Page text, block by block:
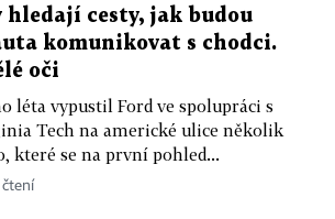
cesty, jak budou
komunikovat s chodci.
oči
léta vypustil Ford ve spolupráci s
Tech na americké ulice několik
které se na první pohled...
čtení